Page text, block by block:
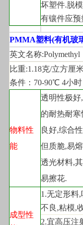
坏塑件.脱
有镶件应预
PMMA塑料(有机玻
英文名称:Polymethyl
比重:1.18克/立方厘
条件：70-90℃ 4小时
物料性
能
透明性极好
的耐热耐
良好,综合
但质脆,易
透光材料,
易擦花.
成型性
1.无定形料
不良,粘模,
2.宜高压注